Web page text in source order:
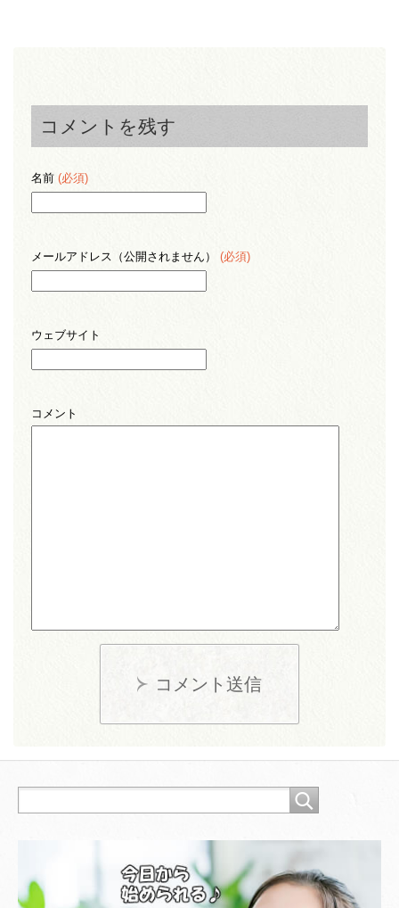
コメントを残す
名前 (必須)
メールアドレス（公開されません） (必須)
ウェブサイト
コメント
コメント送信